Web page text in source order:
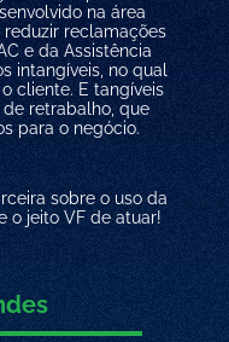
na área
reclamações
e da Assistência
intangíveis, no qual
cliente. E tangíveis
retrabalho, que
para o negócio.
sobre o uso da
o jeito VF de atuar!